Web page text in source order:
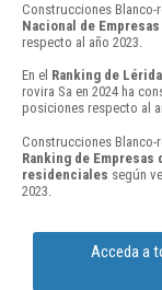
Construcciones Blanco-
Nacional de Empresas
respecto al año 2023.
En el Ranking de Lérida
rovira Sa en 2024 ha
posiciones respecto al
Construcciones Blanco-
Ranking de
residenciales según
2023.
Acceda a